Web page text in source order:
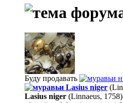
Буду продавать
Lasius niger
Lasius niger (Linnaeus, 1758)